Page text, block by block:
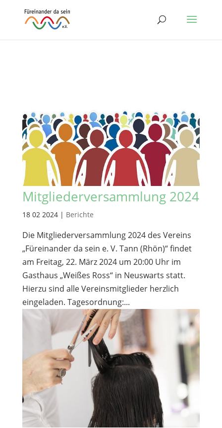
Mitgliederversammlung 2024
18 02 2024| Berichte
Die Mitgliederversammlung 2024 des Vereins
„Füreinander da sein e. V. Tann (Rhön)“ findet
am Freitag, 22. März 2024 um 20:00 Uhr im
Gasthaus „Weißes Ross“ in Neuswarts statt.
Hierzu sind alle Vereinsmitglieder herzlich
eingeladen. Tagesordnung:...